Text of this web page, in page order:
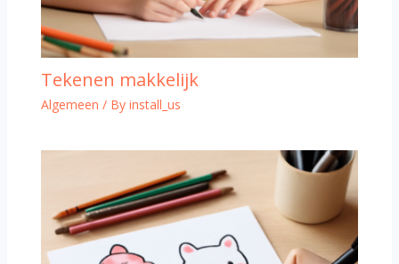
Tekenen makkelijk
Algemeen / By install_us